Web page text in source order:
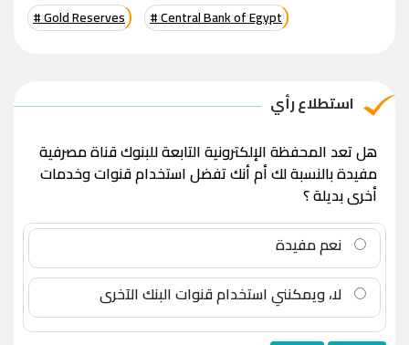
# Gold Reserves # Central Bank of Egypt
استطلاع رأي
هل تعد المحفظة الإلكترونية التابعة للبنوك قناة مصرفية
مفيدة بالنسبة لك أم أنك تفضل استخدام قنوات وخدمات
أخرى بديلة ؟
نعم مفيدة
لا، ويمكنني استخدام قنوات البنك الآخرى